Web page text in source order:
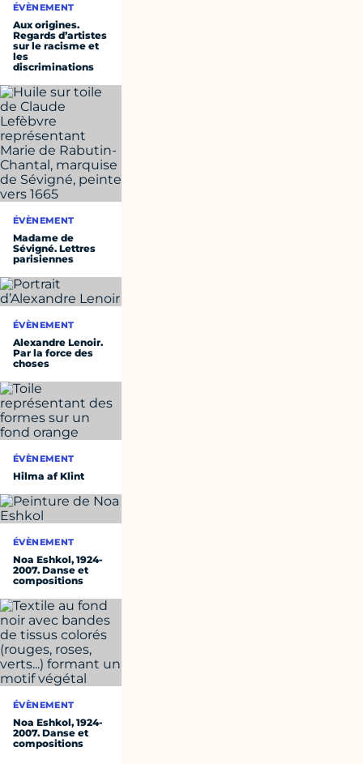
ÉVÈNEMENT
Aux origines.
Regards d’artistes
sur le racisme et
les
discriminations
ÉVÈNEMENT
Madame de
Sévigné. Lettres
parisiennes
ÉVÈNEMENT
Alexandre Lenoir.
Par la force des
choses
ÉVÈNEMENT
Hilma af Klint
ÉVÈNEMENT
Noa Eshkol, 1924-
2007. Danse et
compositions
ÉVÈNEMENT
Noa Eshkol, 1924-
2007. Danse et
compositions